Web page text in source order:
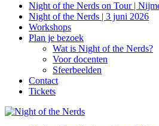
Night of the Nerds on Tour |
Night of the Nerds | 3 juni 2026
Workshops
Plan je bezoek
Wat is Night of the Nerds?
Voor docenten
Sfeerbeelden
Contact
Tickets